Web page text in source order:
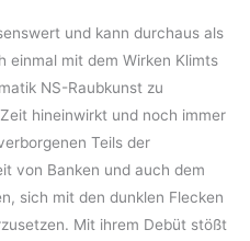
und kann durchaus als
einmal mit dem Wirken Klimts
NS-Raubkunst zu
hineinwirkt und noch immer
Teils der
von Banken und auch dem
sich mit den dunklen Flecken
Mit ihrem Debüt stößt